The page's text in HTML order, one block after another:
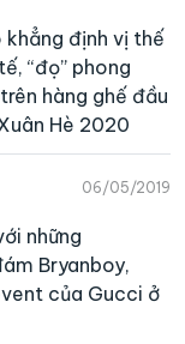
khẳng định vị thế
“đọ” phong
hàng ghế đầu
Hè 2020
06/05/2019
những
Bryanboy,
của Gucci ở